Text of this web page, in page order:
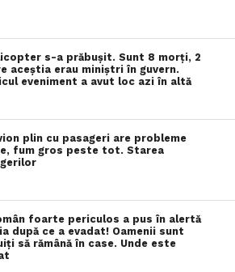
s-a prăbușit. Sunt 8 morți, 2
aceștia erau miniștri în guvern.
eveniment a avut loc azi în altă
plin cu pasageri are probleme
fum gros peste tot. Starea
foarte periculos a pus în alertă
după ce a evadat! Oamenii sunt
să rămână în case. Unde este